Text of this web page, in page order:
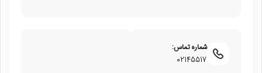
شماره تماس:
02145517